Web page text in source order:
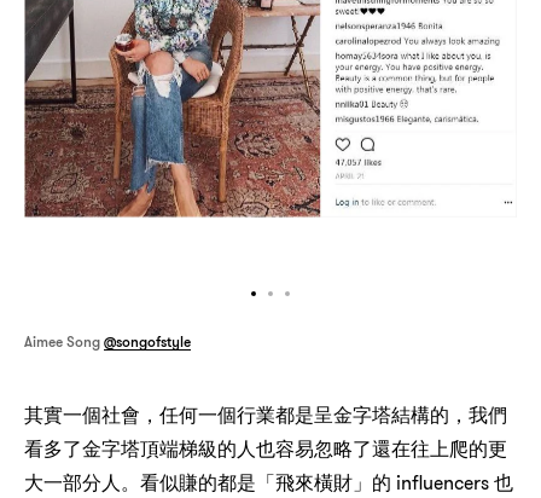
Aimee Song@songofstyle
其實一個社會 ， 任何一個行業都是呈金字塔結構的 ， 我們
看多了金字塔頂端梯級的人也容易忽略了還在往上爬的更
大一部分人。看似賺的都是「飛來橫財」的 influencers 也